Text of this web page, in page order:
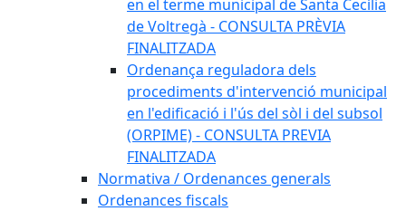
en el terme municipal de Santa Cecília
de Voltregà - CONSULTA PRÈVIA
FINALITZADA
Ordenança reguladora dels
procediments d'intervenció municipal
en l'edificació i l'ús del sòl i del subsol
(ORPIME) - CONSULTA PREVIA
FINALITZADA
Normativa / Ordenances generals
Ordenances fiscals